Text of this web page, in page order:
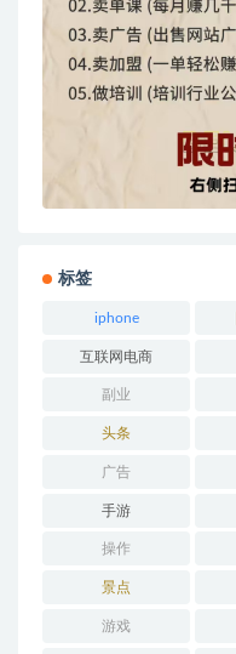
标签
iphone
互联网电商
副业
头条
广告
手游
操作
景点
游戏